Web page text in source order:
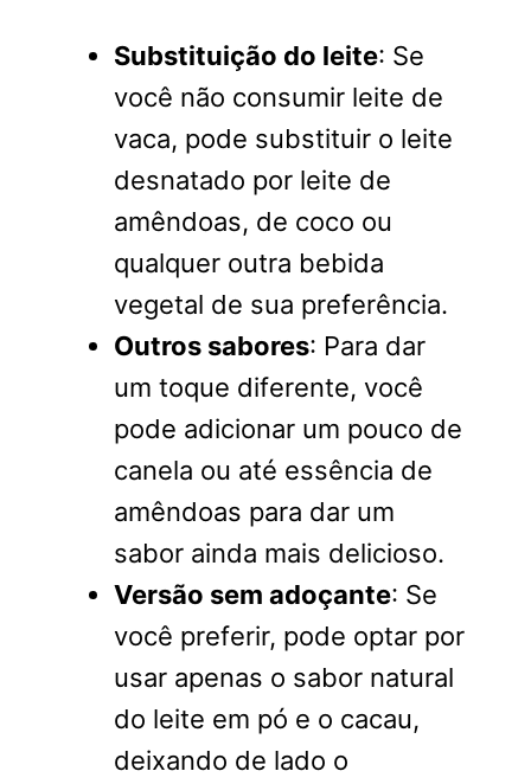
Substituição do leite: Se
você não consumir leite de
vaca, pode substituir o leite
desnatado por leite de
amêndoas, de coco ou
qualquer outra bebida
vegetal de sua preferência.
Outros sabores: Para dar
um toque diferente, você
pode adicionar um pouco de
canela ou até essência de
amêndoas para dar um
sabor ainda mais delicioso.
Versão sem adoçante: Se
você preferir, pode optar por
usar apenas o sabor natural
do leite em pó e o cacau,
deixando de lado o